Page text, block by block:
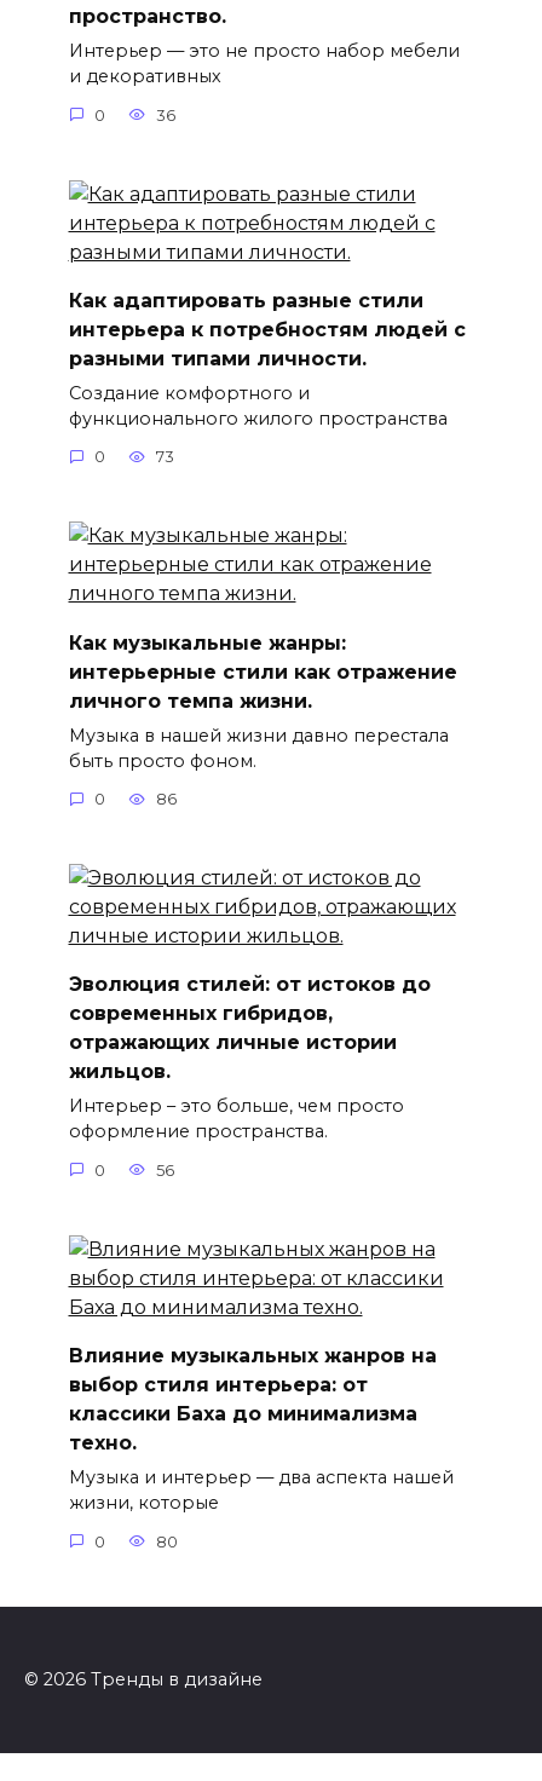
пространство.
Интерьер — это не просто набор мебели
и декоративных
0 36
Как адаптировать разные стили
интерьера к потребностям людей с
разными типами личности.
Создание комфортного и
функционального жилого пространства
0 73
Как музыкальные жанры:
интерьерные стили как отражение
личного темпа жизни.
Музыка в нашей жизни давно перестала
быть просто фоном.
0 86
Эволюция стилей: от истоков до
современных гибридов,
отражающих личные истории
жильцов.
Интерьер – это больше, чем просто
оформление пространства.
0 56
Влияние музыкальных жанров на
выбор стиля интерьера: от
классики Баха до минимализма
техно.
Музыка и интерьер — два аспекта нашей
жизни, которые
0 80
© 2026 Тренды в дизайне